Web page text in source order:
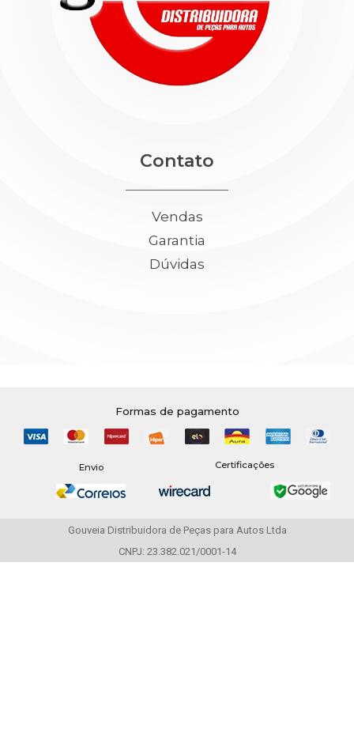
Contato
Vendas
Garantia
Dúvidas
Formas de pagamento
Envio Certificações
Gouveia Distribuidora de Peças para Autos Ltda
CNPJ: 23.382.021/0001-14